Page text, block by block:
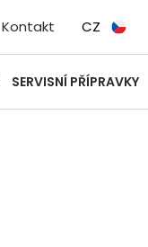
Kontakt CZ
SERVISNÍ PŘÍPRAVKY